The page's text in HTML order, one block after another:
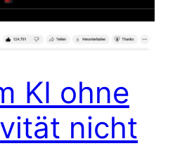
KI ohne
nicht